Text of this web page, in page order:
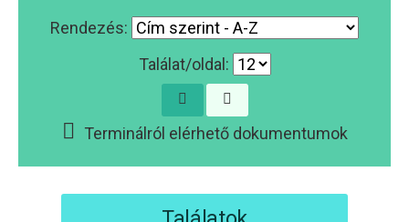
Rendezés:
Találat/oldal:
Terminálról elérhető dokumentumok